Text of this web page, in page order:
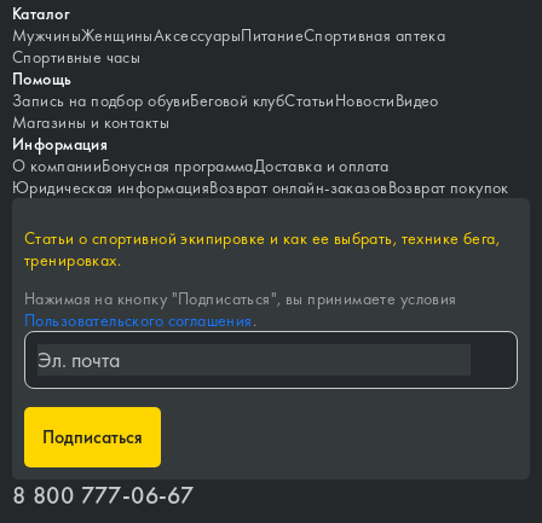
Каталог
МужчиныЖенщиныАксессуарыПитаниеСпортивная аптека
Спортивные часы
Помощь
Запись на подбор обувиБеговой клубСтатьиНовостиВидео
Магазины и контакты
Информация
О компанииБонусная программаДоставка и оплата
Юридическая информацияВозврат онлайн-заказовВозврат покупок
Статьи о спортивной экипировке и как ее выбрать, технике бега,
тренировках.
Нажимая на кнопку "Подписаться", вы принимаете условия
Пользовательского соглашения.
Подписаться
8 800 777-06-67